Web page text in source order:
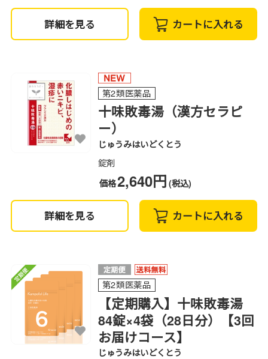
詳細を見る カートに入れる
第2類医薬品
十味敗毒湯（漢方セラピ
ー）
じゅうみはいどくとう
錠剤
価格2,640円 (税込)
詳細を見る カートに入れる
第2類医薬品
【定期購入】十味敗毒湯
84錠×4袋（28日分）【3回
お届けコース】
じゅうみはいどくとう